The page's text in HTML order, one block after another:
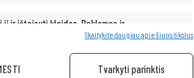
ir ištaisyti klaidas, Reklamos ir
Skaitykite daugiau apie šiuos tikslus
Tvarkyti parinktis